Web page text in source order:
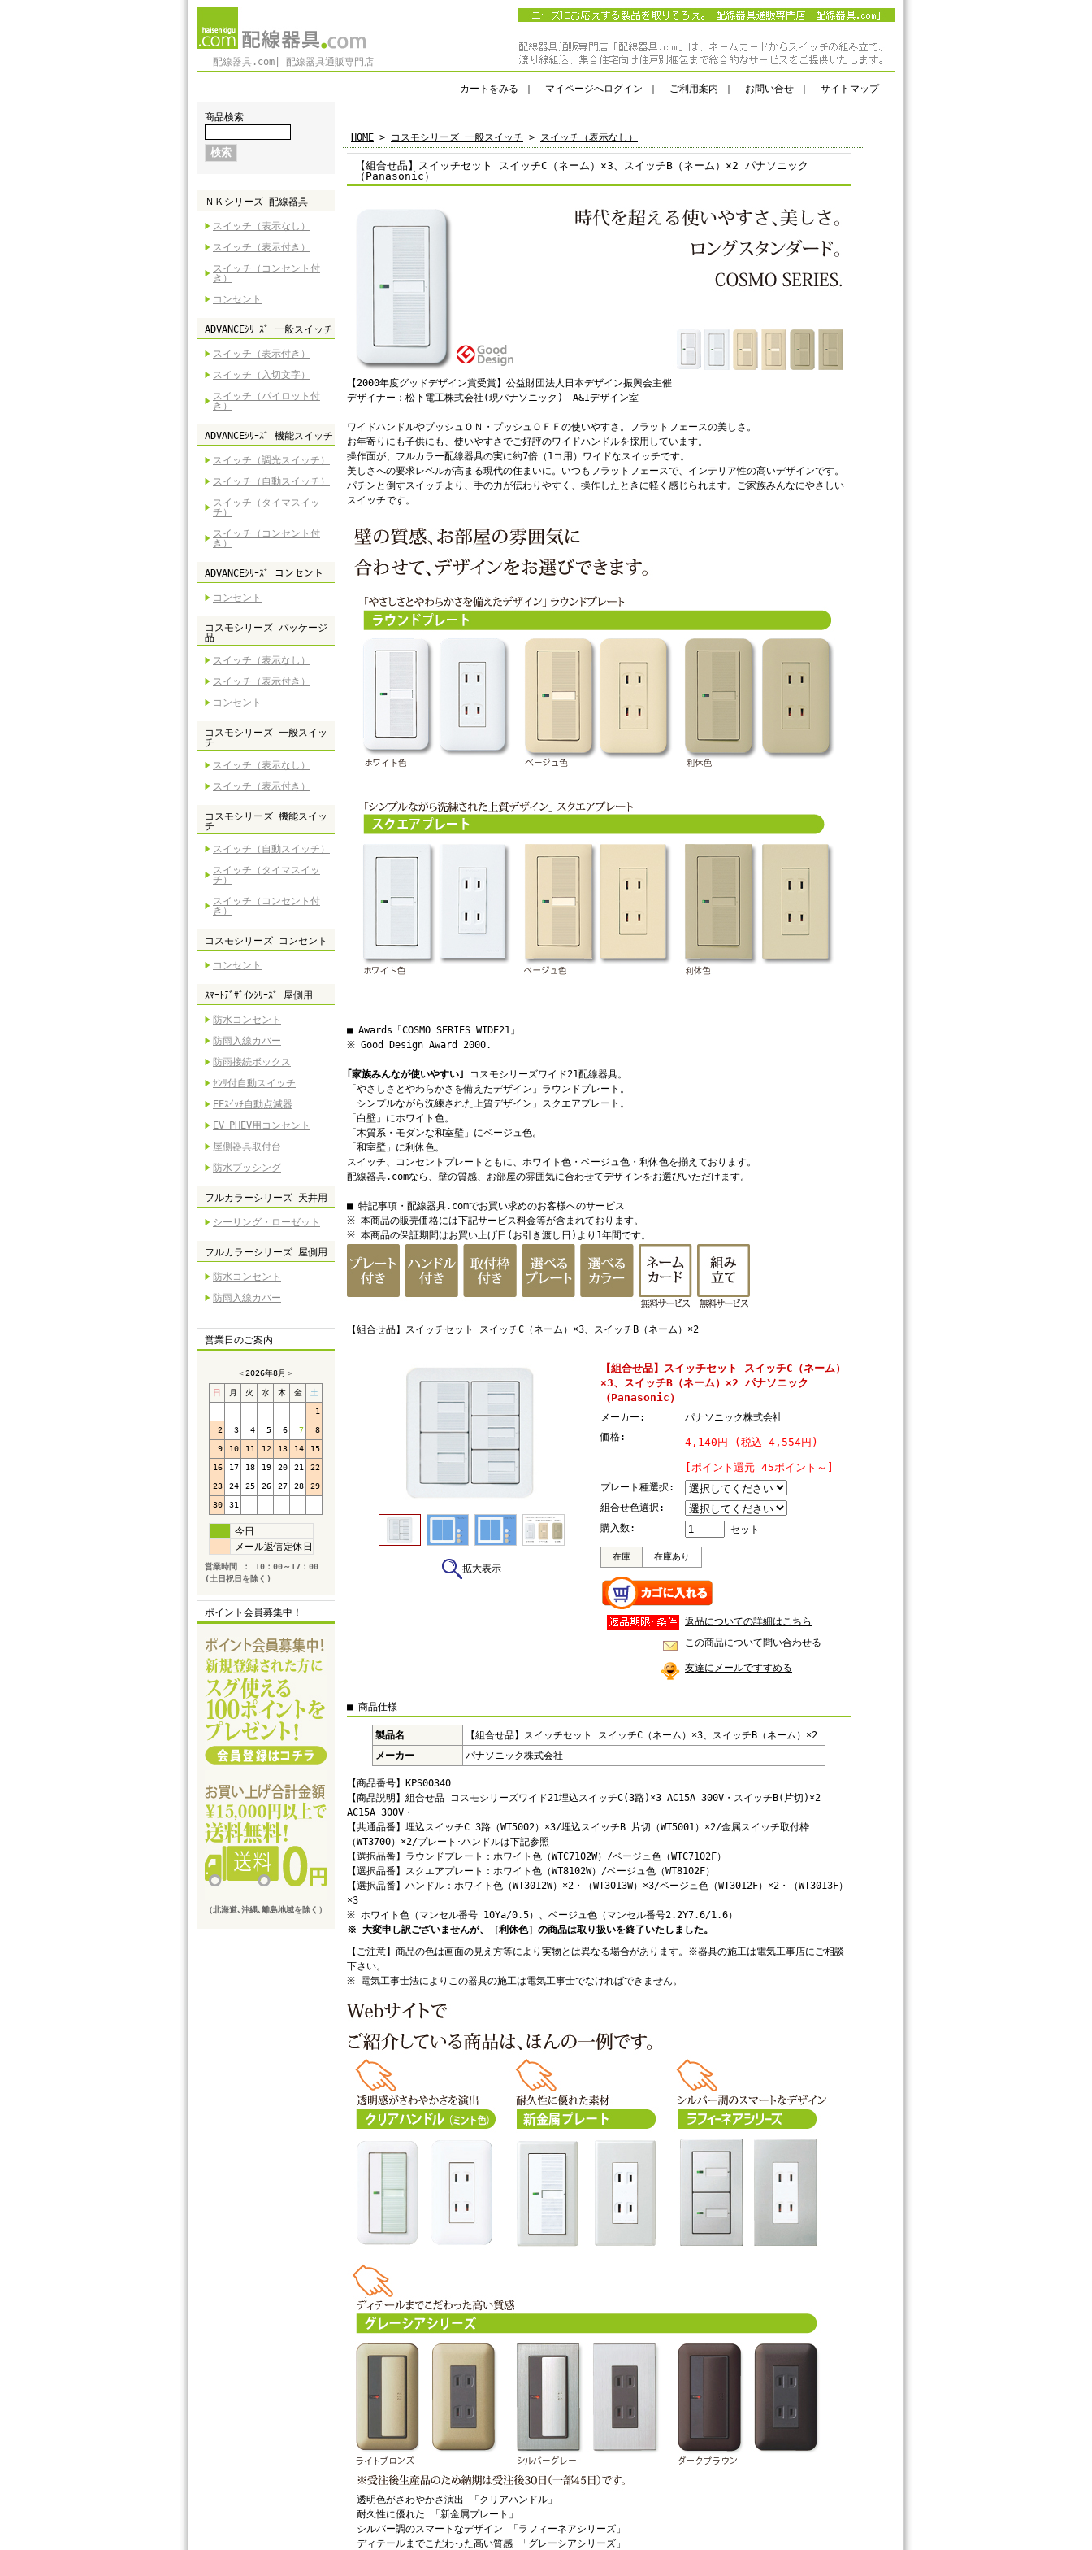
配線器具.com| 配線器具通販専門店
カートをみる マイページへログイン ご利用案内 お問い合せ サイトマップ
商品検索
ＮＫシリーズ 配線器具
スイッチ（表示なし）
スイッチ（表示付き）
スイッチ（コンセント付
き）
コンセント
ADVANCEｼﾘｰｽﾞ 一般スイッチ
スイッチ（表示付き）
スイッチ（入切文字）
スイッチ（パイロット付
き）
ADVANCEｼﾘｰｽﾞ 機能スイッチ
スイッチ（調光スイッチ）
スイッチ（自動スイッチ）
スイッチ（タイマスイッ
チ）
スイッチ（コンセント付
き）
ADVANCEｼﾘｰｽﾞ コンセント
コンセント
コスモシリーズ パッケージ
品
スイッチ（表示なし）
スイッチ（表示付き）
コンセント
コスモシリーズ 一般スイッ
チ
スイッチ（表示なし）
スイッチ（表示付き）
コスモシリーズ 機能スイッ
チ
スイッチ（自動スイッチ）
スイッチ（タイマスイッ
チ）
スイッチ（コンセント付
き）
コスモシリーズ コンセント
コンセント
ｽﾏｰﾄﾃﾞｻﾞｲﾝｼﾘｰｽﾞ 屋側用
防水コンセント
防雨入線カバー
防雨接続ボックス
ｾﾝｻ付自動スイッチ
EEｽｲｯﾁ自動点滅器
EV･PHEV用コンセント
屋側器具取付台
防水ブッシング
フルカラーシリーズ 天井用
シーリング・ローゼット
フルカラーシリーズ 屋側用
防水コンセント
防雨入線カバー
営業日のご案内
＜2026年8月 ＞
日 月 火 水 木 金 土
1
2 3 4 5 6 7 8
9 10 11 12 13 14 15
16 17 18 19 20 21 22
23 24 25 26 27 28 29
30 31
今日
メール返信定休日
営業時間 ： 10：00～17：00
(土日祝日を除く)
ポイント会員募集中！
（北海道､沖縄､離島地域を除く）
HOME > コスモシリーズ 一般スイッチ > スイッチ（表示なし）
【組合せ品】スイッチセット スイッチC（ネーム）×3、スイッチB（ネーム）×2 パナソニック
（Panasonic）
【2000年度グッドデザイン賞受賞】公益財団法人日本デザイン振興会主催
デザイナー：松下電工株式会社(現パナソニック) A&Iデザイン室
ワイドハンドルやプッシュＯＮ・プッシュＯＦＦの使いやすさ。フラットフェースの美しさ。
お年寄りにも子供にも、使いやすさでご好評のワイドハンドルを採用しています。
操作面が、フルカラー配線器具の実に約7倍（1コ用）ワイドなスイッチです。
美しさへの要求レベルが高まる現代の住まいに。いつもフラットフェースで、インテリア性の高いデザインです。
パチンと倒すスイッチより、手の力が伝わりやすく、操作したときに軽く感じられます。ご家族みんなにやさしい
スイッチです。
■ Awards「COSMO SERIES WIDE21」
※ Good Design Award 2000.
｢家族みんなが使いやすい｣ コスモシリーズワイド21配線器具。
「やさしさとやわらかさを備えたデザイン」ラウンドプレート。
「シンプルながら洗練された上質デザイン」スクエアプレート。
「白壁」にホワイト色。
「木質系・モダンな和室壁」にベージュ色。
「和室壁」に利休色。
スイッチ、コンセントプレートともに、ホワイト色・ベージュ色・利休色を揃えております。
配線器具.comなら、壁の質感、お部屋の雰囲気に合わせてデザインをお選びいただけます。
■ 特記事項・配線器具.comでお買い求めのお客様へのサービス
※ 本商品の販売価格には下記サービス料金等が含まれております。
※ 本商品の保証期間はお買い上げ日(お引き渡し日)より1年間です。
【組合せ品】スイッチセット スイッチC（ネーム）×3、スイッチB（ネーム）×2
拡大表示
【組合せ品】スイッチセット スイッチC（ネーム）
×3、スイッチB（ネーム）×2 パナソニック
（Panasonic）
メーカー:
パナソニック株式会社
価格:
4,140円 (税込 4,554円)
[ポイント還元 45ポイント～]
プレート種選択:
組合せ色選択:
購入数:
セット
在庫 在庫あり
返品についての詳細はこちら
この商品について問い合わせる
友達にメールですすめる
■ 商品仕様
製品名
【組合せ品】スイッチセット スイッチC（ネーム）×3、スイッチB（ネーム）×2
メーカー
パナソニック株式会社
【商品番号】KPS00340
【商品説明】組合せ品 コスモシリーズワイド21埋込スイッチC(3路)×3 AC15A 300V・スイッチB(片切)×2
AC15A 300V・
【共通品番】埋込スイッチC 3路（WT5002）×3/埋込スイッチB 片切（WT5001）×2/金属スイッチ取付枠
（WT3700）×2/プレート･ハンドルは下記参照
【選択品番】ラウンドプレート：ホワイト色（WTC7102W）/ベージュ色（WTC7102F）
【選択品番】スクエアプレート：ホワイト色（WT8102W）/ベージュ色（WT8102F）
【選択品番】ハンドル：ホワイト色（WT3012W）×2・（WT3013W）×3/ベージュ色（WT3012F）×2・（WT3013F）
×3
※ ホワイト色（マンセル番号 10Ya/0.5）、ベージュ色（マンセル番号2.2Y7.6/1.6）
※ 大変申し訳ございませんが、［利休色］の商品は取り扱いを終了いたしました。
【ご注意】商品の色は画面の見え方等により実物とは異なる場合があります。※器具の施工は電気工事店にご相談
下さい。
※ 電気工事士法によりこの器具の施工は電気工事士でなければできません。
透明色がさわやかさ演出 「クリアハンドル」
耐久性に優れた 「新金属プレート」
シルバー調のスマートなデザイン 「ラフィーネアシリーズ」
ディテールまでこだわった高い質感 「グレーシアシリーズ」